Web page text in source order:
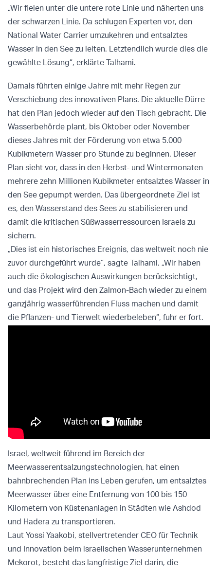
„Wir fielen unter die untere rote Linie und näherten uns
der schwarzen Linie. Da schlugen Experten vor, den
National Water Carrier umzukehren und entsalztes
Wasser in den See zu leiten. Letztendlich wurde dies die
gewählte Lösung“, erklärte Talhami.
Damals führten einige Jahre mit mehr Regen zur
Verschiebung des innovativen Plans. Die aktuelle Dürre
hat den Plan jedoch wieder auf den Tisch gebracht. Die
Wasserbehörde plant, bis Oktober oder November
dieses Jahres mit der Förderung von etwa 5.000
Kubikmetern Wasser pro Stunde zu beginnen. Dieser
Plan sieht vor, dass in den Herbst- und Wintermonaten
mehrere zehn Millionen Kubikmeter entsalztes Wasser in
den See gepumpt werden. Das übergeordnete Ziel ist
es, den Wasserstand des Sees zu stabilisieren und
damit die kritischen Süßwasserressourcen Israels zu
sichern.
„Dies ist ein historisches Ereignis, das weltweit noch nie
zuvor durchgeführt wurde“, sagte Talhami. „Wir haben
auch die ökologischen Auswirkungen berücksichtigt,
und das Projekt wird den Zalmon-Bach wieder zu einem
ganzjährig wasserführenden Fluss machen und damit
die Pflanzen- und Tierwelt wiederbeleben“, fuhr er fort.
Israel, weltweit führend im Bereich der
Meerwasserentsalzungstechnologien, hat einen
bahnbrechenden Plan ins Leben gerufen, um entsalztes
Meerwasser über eine Entfernung von 100 bis 150
Kilometern von Küstenanlagen in Städten wie Ashdod
und Hadera zu transportieren.
Laut Yossi Yaakobi, stellvertretender CEO für Technik
und Innovation beim israelischen Wasserunternehmen
Mekorot, besteht das langfristige Ziel darin, die